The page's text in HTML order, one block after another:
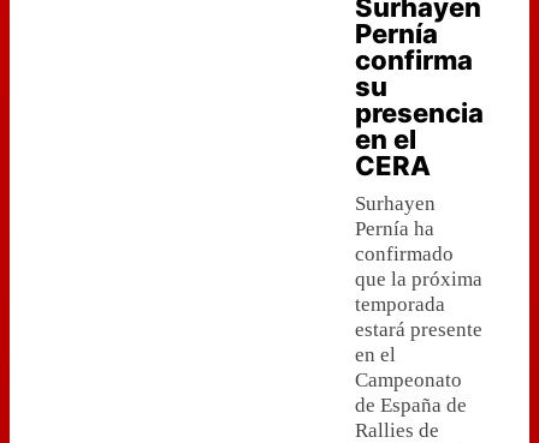
Surhayen
Pernía
confirma
su
presencia
en el
CERA
Surhayen
Pernía ha
confirmado
que la próxima
temporada
estará presente
en el
Campeonato
de España de
Rallies de